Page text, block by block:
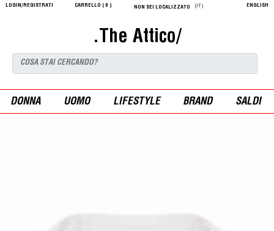
LOGIN/REGISTRATI CARRELLO ( 0 ) NON SEI LOCALIZZATO (IT) ENGLISH
.The Attico/
DONNA UOMO LIFESTYLE BRAND SALDI